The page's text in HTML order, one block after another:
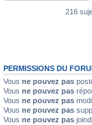
216
PERMISSIONS DU
Vous ne pouvez pas
Vous ne pouvez pas
Vous ne pouvez pas
Vous ne pouvez pas
Vous ne pouvez pas